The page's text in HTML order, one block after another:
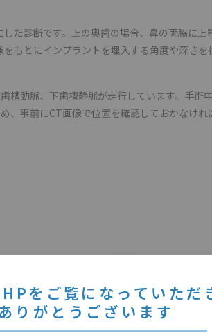
た診断です。上の奥歯の場合、鼻の両脇に上
もとにインプラントを埋入する角度や深さを
槽動脈、下歯槽静脈が走行しています。手術
事前にCT画像で位置を確認しておかなけれ
金属アレ
06 9月 2019
をご覧になっていただ
ありがとうございます